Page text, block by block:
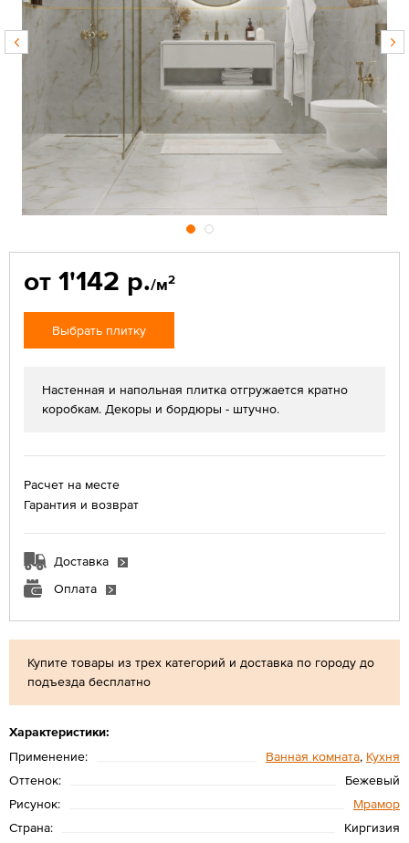
Купите товары из трех категорий и доставка по городу до
подъезда бесплатно
Характеристики:
Применение:
Ванная комната, Кухня
Оттенок:
Бежевый
Рисунок:
Мрамор
Страна:
Киргизия
от 1'142 р./м2
Выбрать плитку
Настенная и напольная плитка отгружается кратно
коробкам. Декоры и бордюры - штучно.
Расчет на месте
Гарантия и возврат
Доставка
Оплата